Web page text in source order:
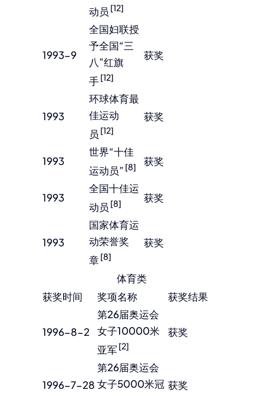
动员 [12]
1993-9
全国妇联授
予全国“三
八”红旗
手[12]
获奖
1993
环球体育最
佳运动
员 [12]
获奖
1993
世界“十佳
运动员” [8] 获奖
1993
全国十佳运
动员 [8] 获奖
1993
国家体育运
动荣誉奖
章[8]
获奖
体育类
获奖时间
奖项名称 获奖结果
1996-8-2
第26届奥运会
女子10000米
亚军 [2]
获奖
1996-7-28
第26届奥运会
女子5000米冠 获奖